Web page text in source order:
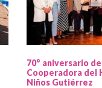
70° aniversario
Cooperadora del
Niños Gutiérrez